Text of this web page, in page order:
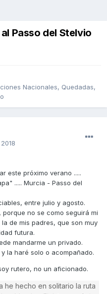
Passo del Stelvio
Nacionales, Quedadas,
este próximo verano .....
..... Murcia - Passo del
entre julio y agosto.
porque no se como seguirá mi
de mis padres, que son muy
futura.
mandarme un privado.
la haré solo o acompañado.
rutero, no un aficionado.
he hecho en solitario la ruta